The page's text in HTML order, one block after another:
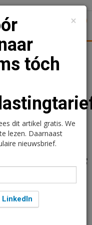
Werk
tóch
14:19
leestijd
transformeren naar
×
tóch
dit artikel gratis. We
lezen. Daarnaast
nieuwsbrief.
LinkedIn